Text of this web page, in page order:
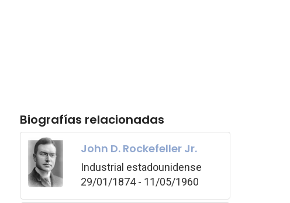
Biografías relacionadas
John D. Rockefeller Jr.
Industrial estadounidense
29/01/1874 - 11/05/1960